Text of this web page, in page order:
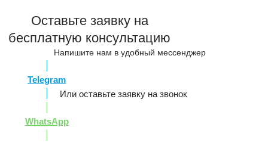
Оставьте заявку на
бесплатную консультацию
Напишите нам в удобный мессенджер
Telegram
Или оставьте заявку на звонок
WhatsApp